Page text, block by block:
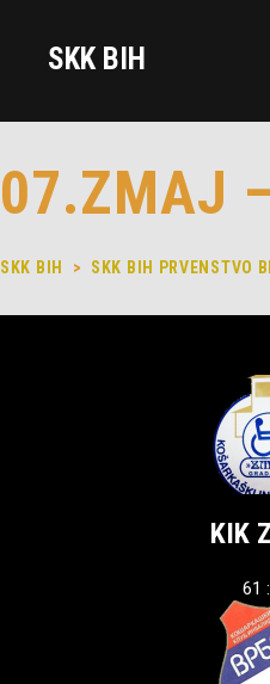
SKK BIH
07.ZMAJ
SKK BIH > SKK BIH PRVENSTVO
KIK
61